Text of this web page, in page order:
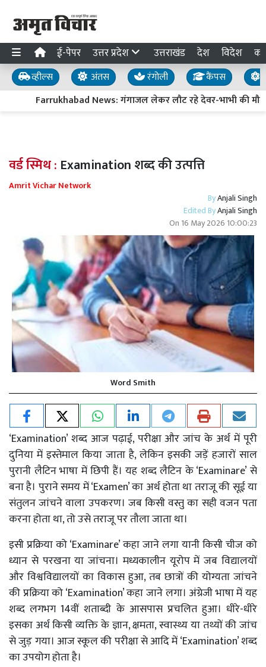
ई-पेपर उत्तर प्रदेश उत्तराखंड देश विदेश
व्हील्स अंतस रंगोली कैंपस
Farrukhabad News: गंगाजल लेकर लौट रहे देवर-भाभी की
वर्ड स्मिथ : Examination शब्द की उत्पत्ति
Amrit Vichar Network
ByAnjali Singh
Edited ByAnjali Singh
On 16 May 2026 10:00:23
Word Smith
‘Examination’ शब्द आज पढ़ाई, परीक्षा और जांच के अर्थ में पूरी
दुनिया में इस्तेमाल किया जाता है, लेकिन इसकी जड़ें हजारों साल
पुरानी लैटिन भाषा में छिपी हैं। यह शब्द लैटिन के ‘Examinare’ से
बना है। पुराने समय में ‘Examen’ का अर्थ होता था तराजू की सूई या
संतुलन जांचने वाला उपकरण। जब किसी वस्तु का सही वजन पता
करना होता था, तो उसे तराजू पर तौला जाता था।
इसी प्रक्रिया को ‘Examinare’ कहा जाने लगा यानी किसी चीज को
ध्यान से परखना या जांचना। मध्यकालीन यूरोप में जब विद्यालयों
और विश्वविद्यालयों का विकास हुआ, तब छात्रों की योग्यता जांचने
की प्रक्रिया को ‘Examination’ कहा जाने लगा। अंग्रेजी भाषा में यह
शब्द लगभग 14वीं शताब्दी के आसपास प्रचलित हुआ। धीरे-धीरे
इसका अर्थ किसी व्यक्ति के ज्ञान, क्षमता, स्वास्थ्य या तथ्यों की जांच
से जुड़ गया। आज स्कूल की परीक्षा से आदि में ‘Examination’ शब्द
का उपयोग होता है।